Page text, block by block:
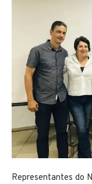
Representantes do